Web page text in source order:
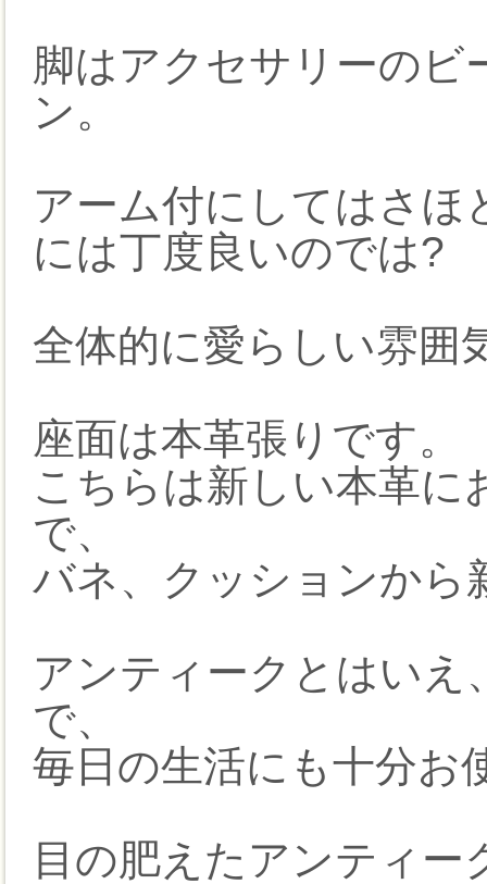
脚はアクセサリーのビ
ン。
アーム付にしてはさほ
には丁度良いのでは?
全体的に愛らしい雰囲
座面は本革張りです。
こちらは新しい本革に
で、
バネ、クッションから
アンティークとはいえ
で、
毎日の生活にも十分お
目の肥えたアンティー